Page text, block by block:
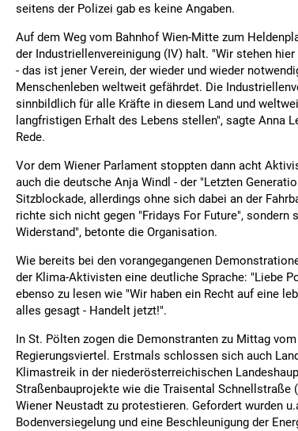
seitens der Polizei gab es keine Angaben.
Auf dem Weg vom Bahnhof Wien-Mitte zum
der Industriellenvereinigung (IV) halt. "Wir stehen
- das ist jener Verein, der wieder und wieder
Menschenleben weltweit gefährdet. Die
sinnbildlich für alle Kräfte in diesem Land und
langfristigen Erhalt des Lebens stellen", sagte Anna
Rede.
Vor dem Wiener Parlament stoppten dann acht
auch die deutsche Anja Windl - der "Letzten
Sitzblockade, allerdings ohne sich dabei an der
richte sich nicht gegen "Fridays For Future", sondern
Widerstand", betonte die Organisation.
Wie bereits bei den vorangegangenen
der Klima-Aktivisten eine deutliche Sprache: "Liebe
ebenso zu lesen wie "Wir haben ein Recht auf eine
alles gesagt - Handelt jetzt!".
In St. Pölten zogen die Demonstranten zu Mittag
Regierungsviertel. Erstmals schlossen sich auch
Klimastreik in der niederösterreichischen
Straßenbauprojekte wie die Traisental Schnellstraße
Wiener Neustadt zu protestieren. Gefordert wurden
Bodenversiegelung und eine Beschleunigung der